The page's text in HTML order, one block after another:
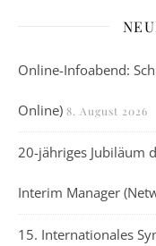
Online-Infoabend:
Online) 8. August 2026
20-jähriges Jubiläum
Interim Manager
15. Internationales